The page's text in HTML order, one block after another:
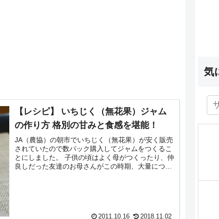
【レシピ】 いちじく（無花果）ジャム
の作り方 格別の甘みと食感を堪能！
JA（農協）の朝市でいちじく（無花果）が安く販売
されていたので数パック購入してジャムをつくるこ
とにしました。 子供の頃はよく母がつくったり、仲
良しだった友達のお母さんがこの時期、大量につく
2011.10.16 2018.11.02
気